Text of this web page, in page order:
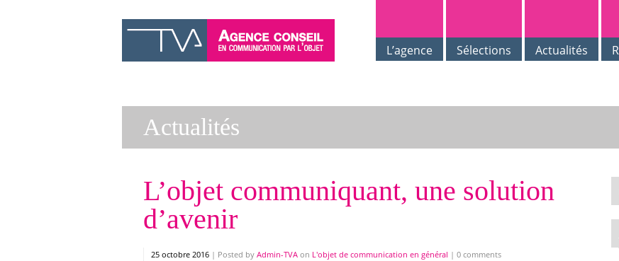
L’agence Sélections Actualités
Actualités
L’objet communiquant, une solution
d’avenir
25 octobre 2016 | Posted by Admin-TVA on L'objet de communication en général | 0 comments